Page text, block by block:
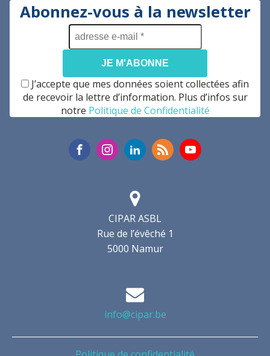
CIPAR ASBL
Rue de l’évêché 1
5000 Namur
info@cipar.be
Abonnez-vous à la newsletter
adresse
e-
mail
*
J’accepte que mes données soient collectées afin
de recevoir la lettre d’information. Plus d’infos sur
notre Politique de Confidentialité